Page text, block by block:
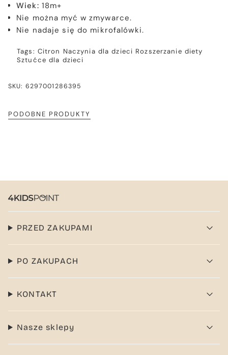
Wiek: 18m+
Nie można myć w zmywarce.
Nie nadaje się do mikrofalówki.
Tags: Citron Naczynia dla dzieci Rozszerzanie diety
Sztućce dla dzieci
SKU: 6297001286395
PODOBNE PRODUKTY
PRZED ZAKUPAMI
PO ZAKUPACH
KONTAKT
Nasze sklepy